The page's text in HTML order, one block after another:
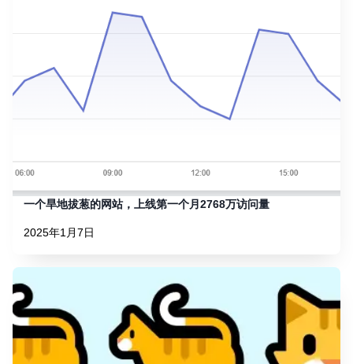
一个旱地拔葱的网站，上线第一个月2768万访问量
2025年1月7日